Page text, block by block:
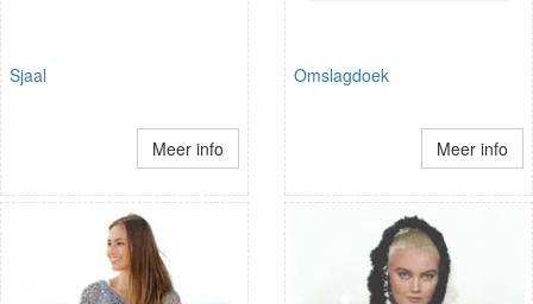
Sjaal
Meer info
Omslagdoek
Meer info